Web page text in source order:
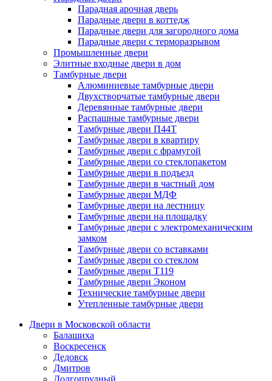
Парадная арочная дверь
Парадные двери в коттедж
Парадные двери для загородного дома
Парадные двери с терморазрывом
Промышленные двери
Элитные входные двери в дом
Тамбурные двери
Алюминиевые тамбурные двери
Двухстворчатые тамбурные двери
Деревянные тамбурные двери
Распашные тамбурные двери
Тамбурные двери П44Т
Тамбурные двери в квартиру
Тамбурные двери с фрамугой
Тамбурные двери со стеклопакетом
Тамбурные двери в подъезд
Тамбурные двери в частный дом
Тамбурные двери МДФ
Тамбурные двери на лестницу
Тамбурные двери на площадку
Тамбурные двери с электромеханическим
замком
Тамбурные двери со вставками
Тамбурные двери со стеклом
Тамбурные двери Т119
Тамбурные двери Эконом
Технические тамбурные двери
Утепленные тамбурные двери
Двери в Московской области
Балашиха
Воскресенск
Дедовск
Дмитров
Долгопрудный